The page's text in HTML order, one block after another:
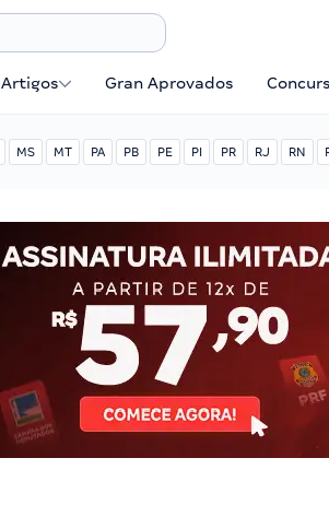
Artigos Gran Aprovados
MS MT PA PB PE PI PR RJ RN